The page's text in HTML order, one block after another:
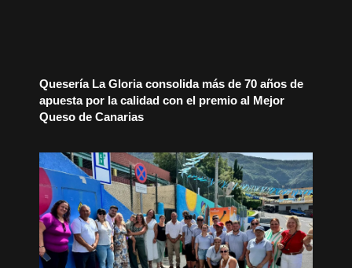
Quesería La Gloria consolida más de 70 años de
apuesta por la calidad con el premio al Mejor
Queso de Canarias